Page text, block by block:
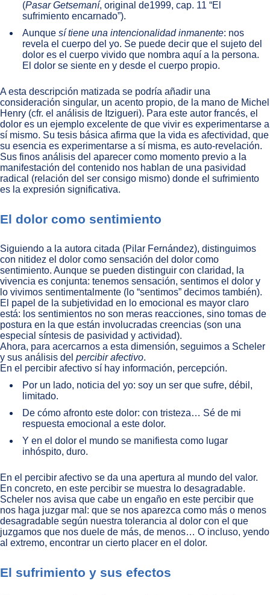
(Pasar Getsemaní, original de1999, cap. 11 “El
sufrimiento encarnado”).
Aunque sí tiene una intencionalidad inmanente: nos
revela el cuerpo del yo. Se puede decir que el sujeto del
dolor es el cuerpo vivido que nombra aquí a la persona.
El dolor se siente en y desde el cuerpo propio.
A esta descripción matizada se podría añadir una
consideración singular, un acento propio, de la mano de Michel
Henry (cfr. el análisis de Itzigueri). Para este autor francés, el
dolor es un ejemplo excelente de que vivir es experimentarse a
sí mismo. Su tesis básica afirma que la vida es afectividad, que
su esencia es experimentarse a sí misma, es auto-revelación.
Sus finos análisis del aparecer como momento previo a la
manifestación del contenido nos hablan de una pasividad
radical (relación del ser consigo mismo) donde el sufrimiento
es la expresión significativa.
El dolor como sentimiento
Siguiendo a la autora citada (Pilar Fernández), distinguimos
con nitidez el dolor como sensación del dolor como
sentimiento. Aunque se pueden distinguir con claridad, la
vivencia es conjunta: tenemos sensación, sentimos el dolor y
lo vivimos sentimentalmente (lo “sentimos” decimos también).
El papel de la subjetividad en lo emocional es mayor claro
está: los sentimientos no son meras reacciones, sino tomas de
postura en la que están involucradas creencias (son una
especial síntesis de pasividad y actividad).
Ahora, para acercarnos a esta dimensión, seguimos a Scheler
y sus análisis del percibir afectivo.
En el percibir afectivo sí hay información, percepción.
Por un lado, noticia del yo: soy un ser que sufre, débil,
limitado.
De cómo afronto este dolor: con tristeza… Sé de mi
respuesta emocional a este dolor.
Y en el dolor el mundo se manifiesta como lugar
inhóspito, duro.
En el percibir afectivo se da una apertura al mundo del valor.
En concreto, en este percibir se muestra lo desagradable.
Scheler nos avisa que cabe un engaño en este percibir que
nos haga juzgar mal: que se nos aparezca como más o menos
desagradable según nuestra tolerancia al dolor con el que
juzgamos que nos duele de más, de menos… O incluso, yendo
al extremo, encontrar un cierto placer en el dolor.
El sufrimiento y sus efectos